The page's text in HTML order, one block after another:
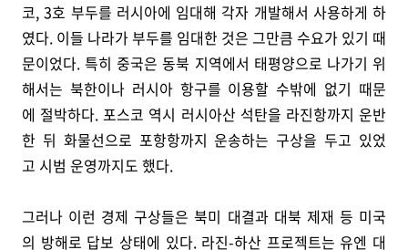
코, 3호 부두를 러시아에 임대해 각자 개발해서 사용하게 하
였다. 이들 나라가 부두를 임대한 것은 그만큼 수요가 있기 때
문이었다. 특히 중국은 동북 지역에서 태평양으로 나가기 위
해서는 북한이나 러시아 항구를 이용할 수밖에 없기 때문
에 절박하다. 포스코 역시 러시아산 석탄을 라진항까지 운반
한 뒤 화물선으로 포항항까지 운송하는 구상을 두고 있었
고 시범 운영까지도 했다.
그러나 이런 경제 구상들은 북미 대결과 대북 제재 등 미국
의 방해로 답보 상태에 있다. 라진-하산 프로젝트는 유엔 대